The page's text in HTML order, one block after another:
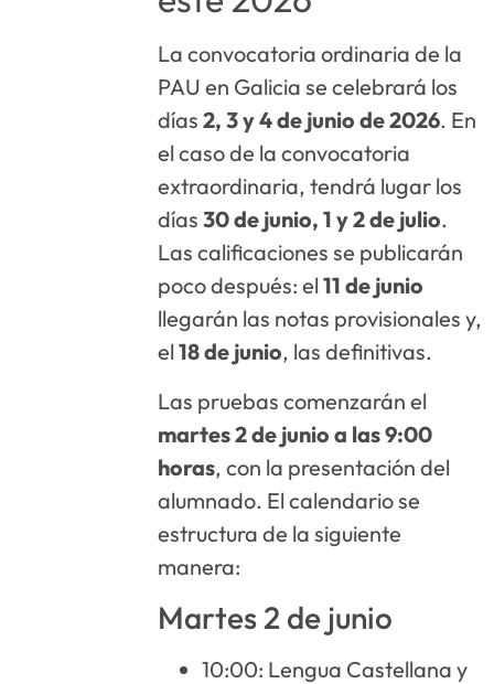
La convocatoria ordinaria de la
PAU en Galicia se celebrará los
días2, 3 y 4 de junio de 2026. En
el caso de la convocatoria
extraordinaria, tendrá lugar los
días30 de junio, 1 y 2 de julio.
Las calificaciones se publicarán
poco después: el11 de junio
llegarán las notas provisionales y,
el18 de junio, las definitivas.
Las pruebas comenzarán el
martes 2 de junio a las 9:00
horas, con la presentación del
alumnado. El calendario se
estructura de la siguiente
manera:
Martes 2 de junio
10:00: Lengua Castellana y